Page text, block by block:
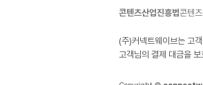
콘텐츠산업진흥법콘텐
(주)커넥트웨이브는 고
고객님의 결제 대금을